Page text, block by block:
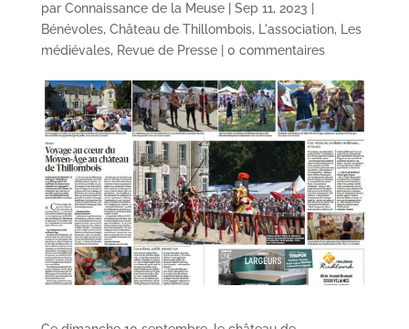
par Connaissance de la Meuse| Sep 11, 2023
Bénévoles, Château de Thillombois, L'association,
Les
médiévales, Revue de Presse| 0 commentaires